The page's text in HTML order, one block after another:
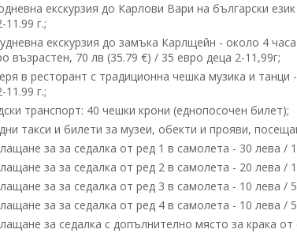
екскурзия до Карлови Вари на български
11.99 г.;
екскурзия до замъка Карлщейн - около 4
възрастен, 70 лв (35.79 €) / 35 евро деца 2-11,99г;
в ресторант с традиционна чешка музика и
11.99 г.;
транспорт: 40 чешки крони (еднопосочен билет);
такси и билети за музеи, обекти и прояви,
за за седалка от ред 1 в самолета - 30 лева /
за за седалка от ред 2 в самолета - 20 лева /
за за седалка от ред 3 в самолета - 10 лева /
за за седалка от ред 4 в самолета - 10 лева /
за седалка с допълнително място за крака